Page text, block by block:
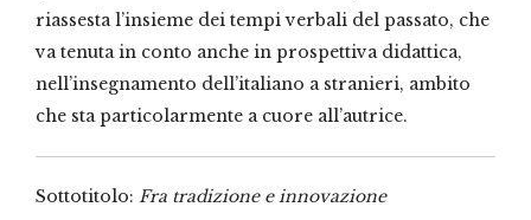
riassesta l’insieme dei tempi verbali del passato, che
va tenuta in conto anche in prospettiva didattica,
nell’insegnamento dell’italiano a stranieri, ambito
che sta particolarmente a cuore all’autrice.
Sottotitolo: Fra tradizione e innovazione